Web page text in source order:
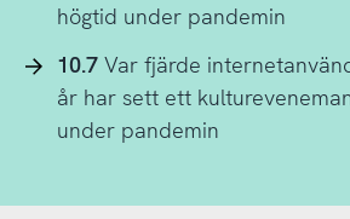
högtid under pandemin
10.7Var fjärde
år har sett ett
under pandemin